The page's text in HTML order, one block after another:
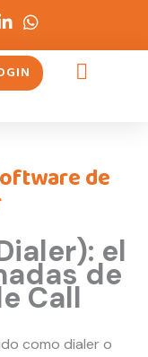
de
el
de
Call
como dialer o